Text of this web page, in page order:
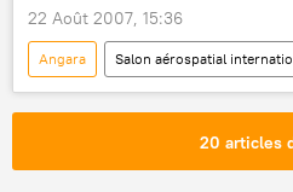
22 Août 2007, 15:36
Angara
Salon aérospatial
Société
Actualités
Holding spatial russe Roscosmos
20 articles